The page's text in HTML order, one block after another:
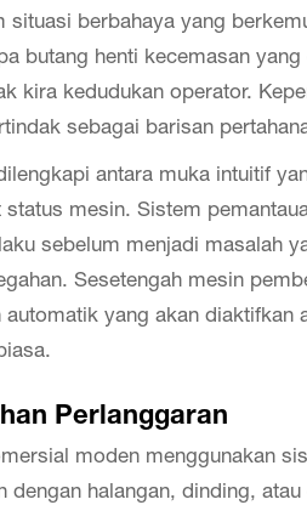
situasi berbahaya yang
butang henti kecemasan
kira kedudukan operator.
sebagai barisan
antara muka intuitif
mesin. Sistem
sebelum menjadi masalah
Sesetengah mesin
yang akan diaktifkan
Perlanggaran
moden menggunakan
dengan halangan, dinding,